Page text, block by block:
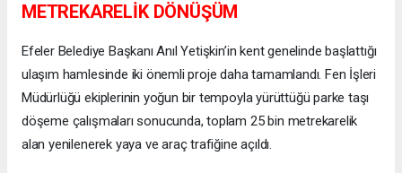
METREKARELİK DÖNÜŞÜM
Efeler Belediye Başkanı Anıl Yetişkin’in kent genelinde başlattığı
ulaşım hamlesinde iki önemli proje daha tamamlandı. Fen İşleri
Müdürlüğü ekiplerinin yoğun bir tempoyla yürüttüğü parke taşı
döşeme çalışmaları sonucunda, toplam 25 bin metrekarelik
alan yenilenerek yaya ve araç trafiğine açıldı.